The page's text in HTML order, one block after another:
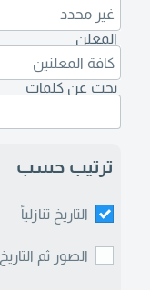
غير محدد
المعلن
كافة المعلنين
بحث عن كلمات
ترتيب حسب
التاريخ تنازلياً
الصور ثم التاريخ